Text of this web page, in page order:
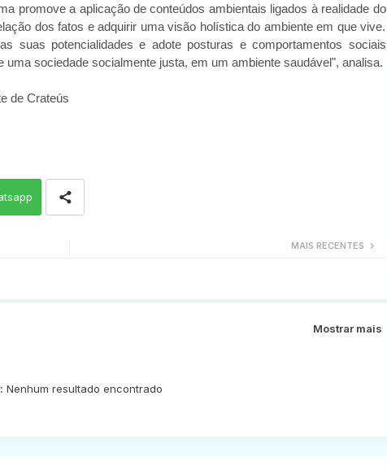
promove a aplicação de conteúdos ambientais ligados à realidade do
dos fatos e adquirir uma visão holística do ambiente em que vive.
suas potencialidades e adote posturas e comportamentos sociais
sociedade socialmente justa, em um ambiente saudável", analisa.
de Crateús
MAIS RECENTES
Mostrar mais
Nenhum resultado encontrado